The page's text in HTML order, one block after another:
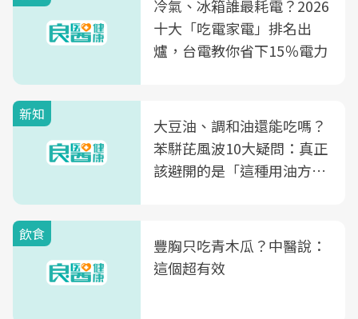
冷氣、冰箱誰最耗電？2026
十大「吃電家電」排名出
爐，台電教你省下15％電力
新知
大豆油、調和油還能吃嗎？
苯駢芘風波10大疑問：真正
該避開的是「這種用油方
飲食
豐胸只吃青木瓜？中醫說：
這個超有效